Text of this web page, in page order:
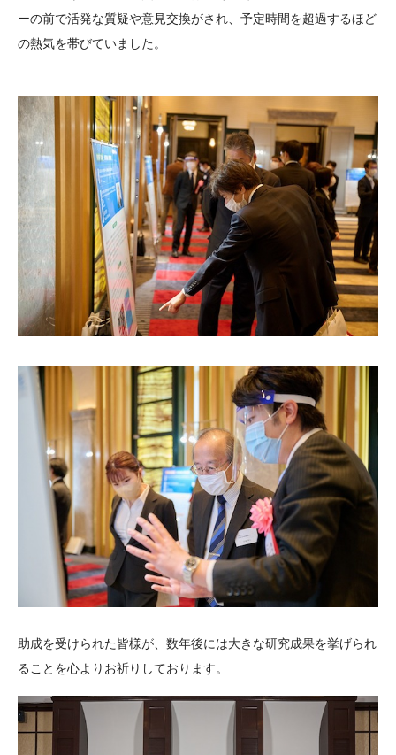
ーの前で活発な質疑や意見交換がされ、予定時間を超過するほど
の熱気を帯びていました。
助成を受けられた皆様が、数年後には大きな研究成果を挙げられ
ることを心よりお祈りしております。